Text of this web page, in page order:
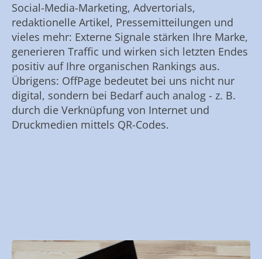
Social-Media-Marketing, Advertorials,
redaktionelle Artikel, Pressemitteilungen und
vieles mehr: Externe Signale stärken Ihre Marke,
generieren Traffic und wirken sich letzten Endes
positiv auf Ihre organischen Rankings aus.
Übrigens: OffPage bedeutet bei uns nicht nur
digital, sondern bei Bedarf auch analog - z. B.
durch die Verknüpfung von Internet und
Druckmedien mittels QR-Codes.